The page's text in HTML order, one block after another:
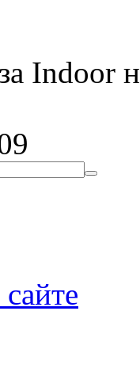
Indoor